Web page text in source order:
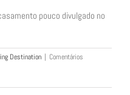
pouco divulgado no
Destination | Comentários